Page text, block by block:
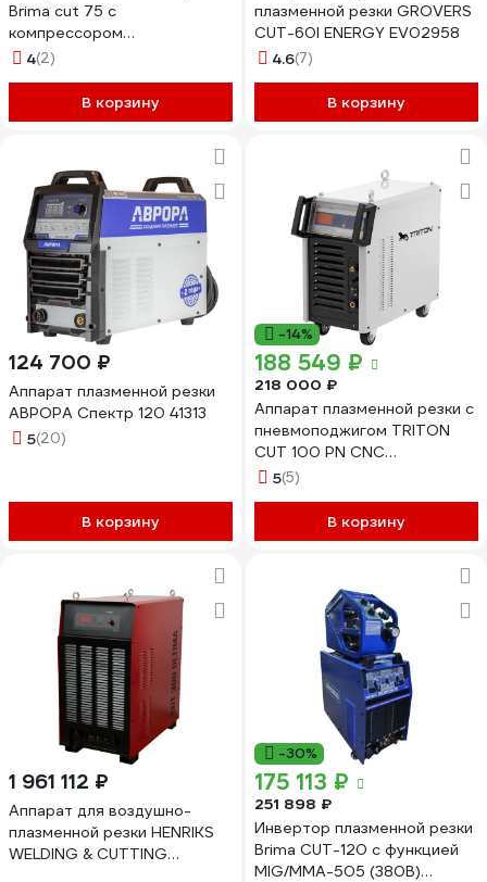
Brima cut 75 с
компрессором
НП000001376
4(2)
В корзину
плазменной резки GROVERS
CUT-60I ENERGY EV02958
4.6(7)
В корзину
124 700 ₽
Аппарат плазменной резки
АВРОРА Спектр 120 41313
5(20)
В корзину
-14%
188 549 ₽
218 000 ₽
Аппарат плазменной резки с
пневмоподжигом TRITON
CUT 100 PN CNC
TCT100PNCNC
5(5)
В корзину
1 961 112 ₽
Аппарат для воздушно-
плазменной резки HENRIKS
WELDING & CUTTING
-30%
175 113 ₽
251 898 ₽
Инвертор плазменной резки
Brima CUT-120 с функцией
MIG/MMA-505 (380В)